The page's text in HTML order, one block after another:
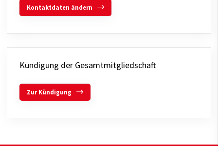
Kontaktdaten ändern
Kündigung der Gesamtmitgliedschaft
Zur Kündigung